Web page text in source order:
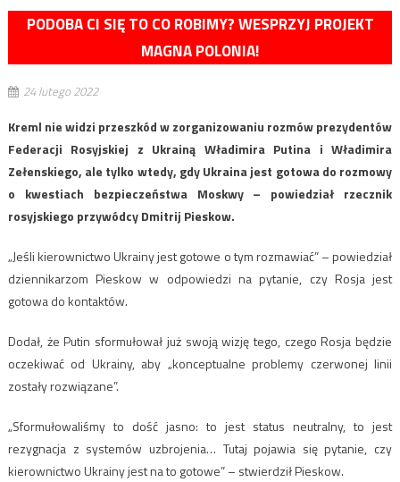
PODOBA CI SIĘ TO CO ROBIMY? WESPRZYJ PROJEKT
MAGNA POLONIA!
24 lutego 2022
Kreml nie widzi przeszkód w zorganizowaniu rozmów prezydentów
Federacji Rosyjskiej z Ukrainą Władimira Putina i Władimira
Zełenskiego, ale tylko wtedy, gdy Ukraina jest gotowa do rozmowy
o kwestiach bezpieczeństwa Moskwy – powiedział rzecznik
rosyjskiego przywódcy Dmitrij Pieskow.
„Jeśli kierownictwo Ukrainy jest gotowe o tym rozmawiać” – powiedział
dziennikarzom Pieskow w odpowiedzi na pytanie, czy Rosja jest
gotowa do kontaktów.
Dodał, że Putin sformułował już swoją wizję tego, czego Rosja będzie
oczekiwać od Ukrainy, aby „konceptualne problemy czerwonej linii
zostały rozwiązane”.
„Sformułowaliśmy to dość jasno: to jest status neutralny, to jest
rezygnacja z systemów uzbrojenia… Tutaj pojawia się pytanie, czy
kierownictwo Ukrainy jest na to gotowe” – stwierdził Pieskow.